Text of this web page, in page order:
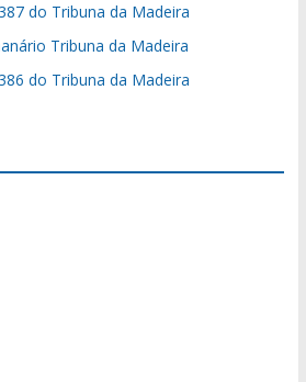
do Tribuna da Madeira
Tribuna da Madeira
do Tribuna da Madeira